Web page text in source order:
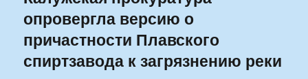
запись:
опровергла версию о
причастности Плавского
спиртзавода к загрязнению реки